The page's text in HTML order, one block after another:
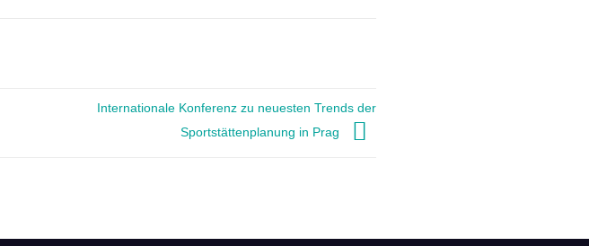
Internationale Konferenz zu neuesten Trends der
Sportstättenplanung in Prag